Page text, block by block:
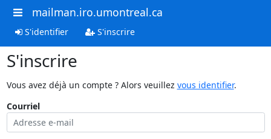
mailman.iro.umontreal.ca
S'identifier S'inscrire
S'inscrire
Vous avez déjà un compte ? Alors veuillez vous identifier.
Courriel